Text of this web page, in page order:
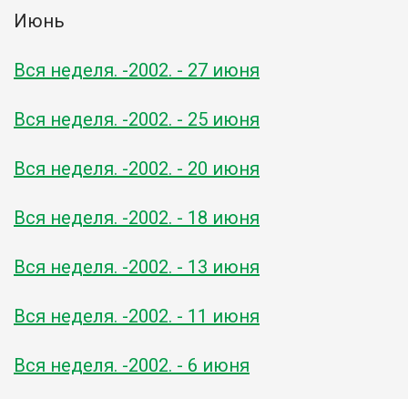
Июнь
Вся неделя. -2002. - 27 июня
Вся неделя. -2002. - 25 июня
Вся неделя. -2002. - 20 июня
Вся неделя. -2002. - 18 июня
Вся неделя. -2002. - 13 июня
Вся неделя. -2002. - 11 июня
Вся неделя. -2002. - 6 июня